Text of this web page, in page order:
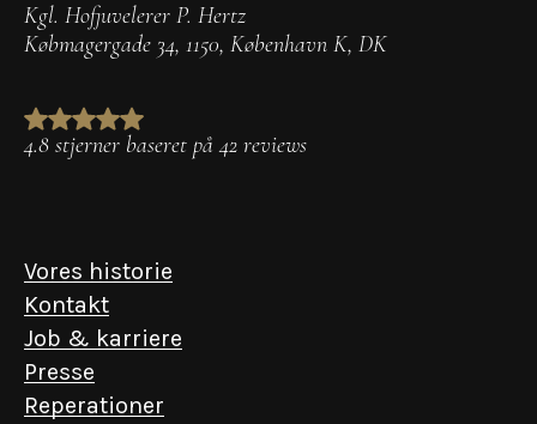
Kgl. Hofjuvelerer P. Hertz
Købmagergade 34, 1150, København K, DK
4.8 stjerner baseret på 42 reviews
Vores historie
Kontakt
Job & karriere
Presse
Reperationer